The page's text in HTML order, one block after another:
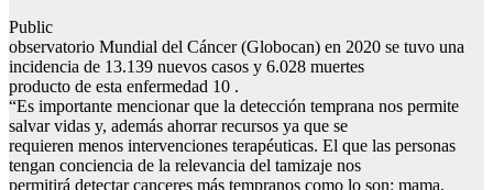
Public
observatorio Mundial del Cáncer (Globocan) en 2020 se tuvo una
incidencia de 13.139 nuevos casos y 6.028 muertes
producto de esta enfermedad 10 .
“Es importante mencionar que la detección temprana nos permite
salvar vidas y, además ahorrar recursos ya que se
requieren menos intervenciones terapéuticas. El que las personas
tengan conciencia de la relevancia del tamizaje nos
permitirá detectar canceres más tempranos como lo son: mama,